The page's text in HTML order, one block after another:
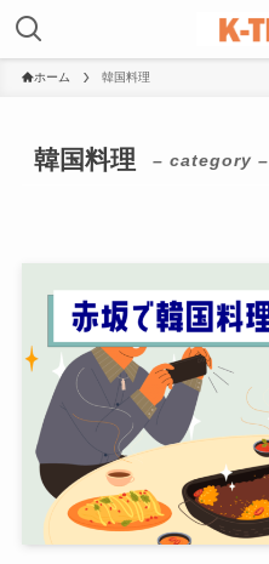
ホーム 韓国料理
韓国料理 – category –